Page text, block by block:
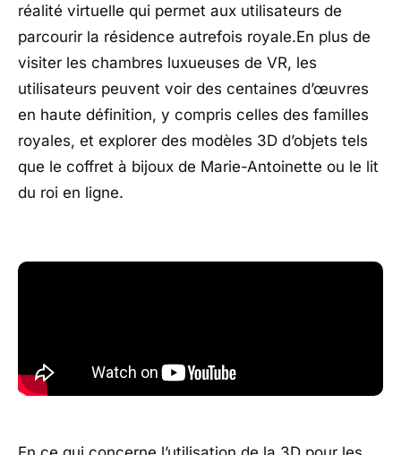
réalité virtuelle qui permet aux utilisateurs de
parcourir la résidence autrefois royale.En plus de
visiter les chambres luxueuses de VR, les
utilisateurs peuvent voir des centaines d’œuvres
en haute définition, y compris celles des familles
royales, et explorer des modèles 3D d’objets tels
que le coffret à bijoux de Marie-Antoinette ou le lit
du roi en ligne.